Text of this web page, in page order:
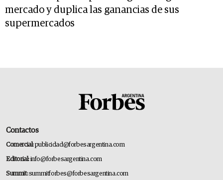
mercado y duplica las ganancias de sus
supermercados
Contactos
Comercial:publicidad@forbesargentina.com
Editorial:info@forbesargentina.com
Summit:summitforbes@forbesargentina.com